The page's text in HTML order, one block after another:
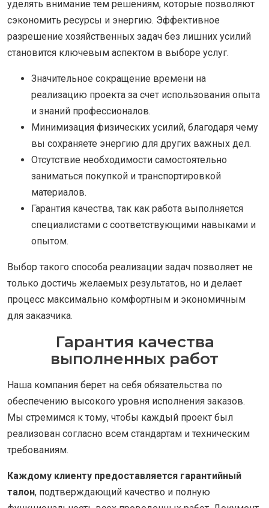
уделять внимание тем решениям, которые позволяют
сэкономить ресурсы и энергию. Эффективное
разрешение хозяйственных задач без лишних усилий
становится ключевым аспектом в выборе услуг.
Значительное сокращение времени на
реализацию проекта за счет использования опыта
и знаний профессионалов.
Минимизация физических усилий, благодаря чему
вы сохраняете энергию для других важных дел.
Отсутствие необходимости самостоятельно
заниматься покупкой и транспортировкой
материалов.
Гарантия качества, так как работа выполняется
специалистами с соответствующими навыками и
опытом.
Выбор такого способа реализации задач позволяет не
только достичь желаемых результатов, но и делает
процесс максимально комфортным и экономичным
для заказчика.
Гарантия качества
выполненных работ
Наша компания берет на себя обязательства по
обеспечению высокого уровня исполнения заказов.
Мы стремимся к тому, чтобы каждый проект был
реализован согласно всем стандартам и техническим
требованиям.
Каждому клиенту предоставляется гарантийный
талон, подтверждающий качество и полную